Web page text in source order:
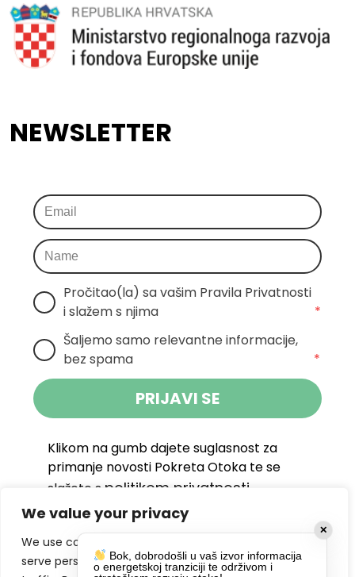
We value your privacy
We use cookies to enhance your browsing experience,
serve personalized ads or content, and analyze our
NEWSLETTER
Pročitao(la) sa vašim Pravila Privatnosti
i slažem s njima
*
Šaljemo samo relevantne informacije,
bez spama
*
PRIJAVI SE
Klikom na gumb dajete suglasnost za
primanje novosti Pokreta Otoka te se
slažete s politikom privatnosti.
DRUŠTVENE MREŽE ✕
Bok, dobrodošli u vaš izvor informacija
o energetskoj tranziciji te održivom i